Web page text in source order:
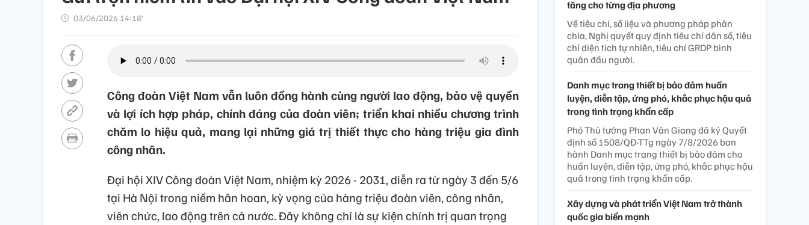
03/06/2026 14:18’
Công đoàn Việt Nam vẫn luôn đồng hành cùng người lao động, bảo vệ quyền
và lợi ích hợp pháp, chính đáng của đoàn viên; triển khai nhiều chương trình
chăm lo hiệu quả, mang lại những giá trị thiết thực cho hàng triệu gia đình
công nhân.
Đại hội XIV Công đoàn Việt Nam, nhiệm kỳ 2026 - 2031, diễn ra từ ngày 3 đến 5/6
tại Hà Nội trong niềm hân hoan, kỳ vọng của hàng triệu đoàn viên, công nhân,
viên chức, lao động trên cả nước. Đây không chỉ là sự kiện chính trị quan trọng
tăng cho từng địa phương
Về tiêu chí, số liệu và phương pháp phân
chia, Nghị quyết quy định tiêu chí dân số, tiêu
chí diện tích tự nhiên, tiêu chí GRDP bình
quân đầu người.
Danh mục trang thiết bị bảo đảm huấn
luyện, diễn tập, ứng phó, khắc phục hậu quả
trong tình trạng khẩn cấp
Phó Thủ tướng Phan Văn Giang đã ký Quyết
định số 1508/QĐ-TTg ngày 7/8/2026 ban
hành Danh mục trang thiết bị bảo đảm cho
huấn luyện, diễn tập, ứng phó, khắc phục hậu
quả trong tình trạng khẩn cấp.
Xây dựng và phát triển Việt Nam trở thành
quốc gia biển mạnh